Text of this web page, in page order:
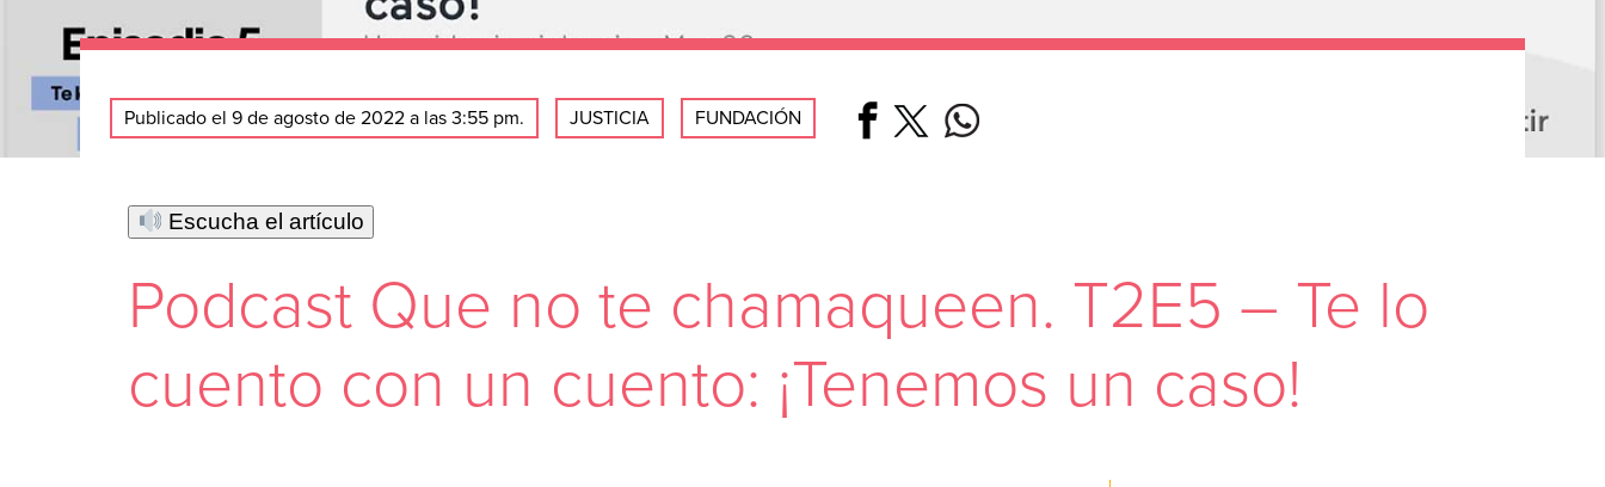
Publicado el 9 de agosto de 2022 a las 3:55 pm. JUSTICIA FUNDACIÓN
Escucha el artículo
Podcast Que no te chamaqueen. T2E5 – Te lo
cuento con un cuento: ¡Tenemos un caso!